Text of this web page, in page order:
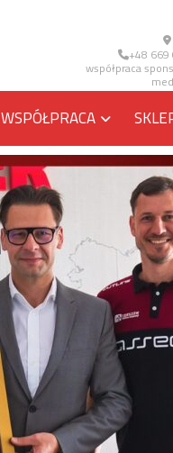
+48
współpraca
WSPÓŁPRACA